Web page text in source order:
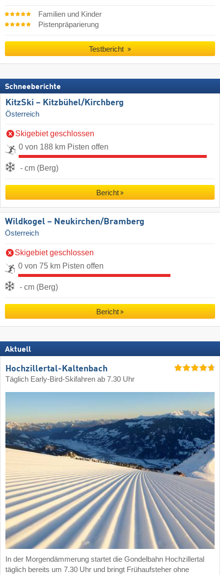
Familien und Kinder
Pistenpräparierung
Testbericht
Schneeberichte
KitzSki – Kitzbühel/​Kirchberg
Österreich
Skigebiet geschlossen
0 von 188 km Pisten offen
- cm (Berg)
Bericht
Wildkogel – Neukirchen/​Bramberg
Österreich
Skigebiet geschlossen
0 von 75 km Pisten offen
- cm (Berg)
Bericht
Aktuell
Hochzillertal-Kaltenbach
Täglich Early-Bird-Skifahren ab 7.30 Uhr
In der Morgendämmerung startet die Gondelbahn Hochzillertal
täglich bereits um 7.30 Uhr und bringt Frühaufsteher ohne